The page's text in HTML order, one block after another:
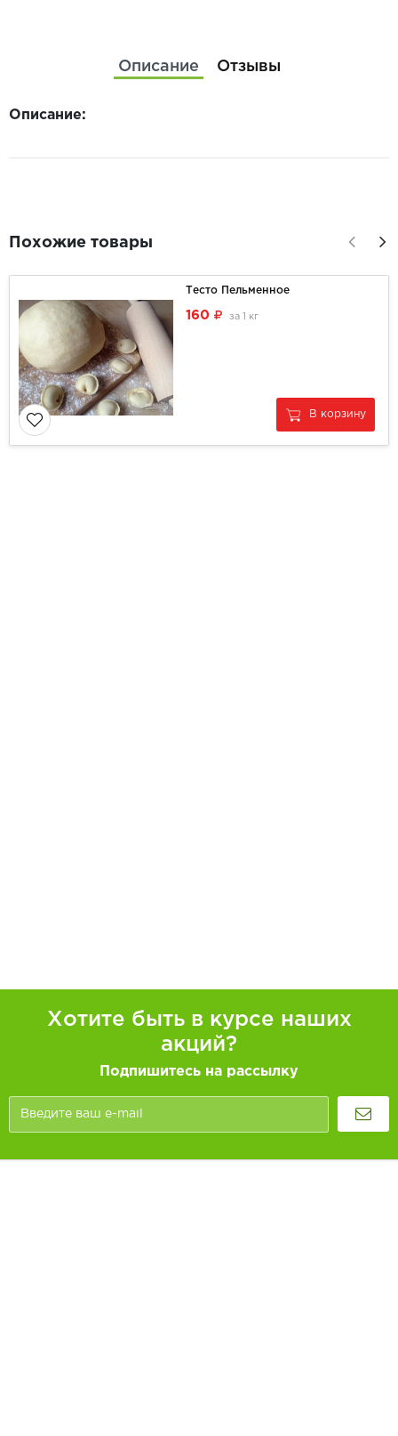
Описание Отзывы
Описание:
Похожие товары
Тесто Пельменное
160 за 1 кг
В корзину
Хотите быть в курсе наших
акций?
Подпишитесь на рассылку